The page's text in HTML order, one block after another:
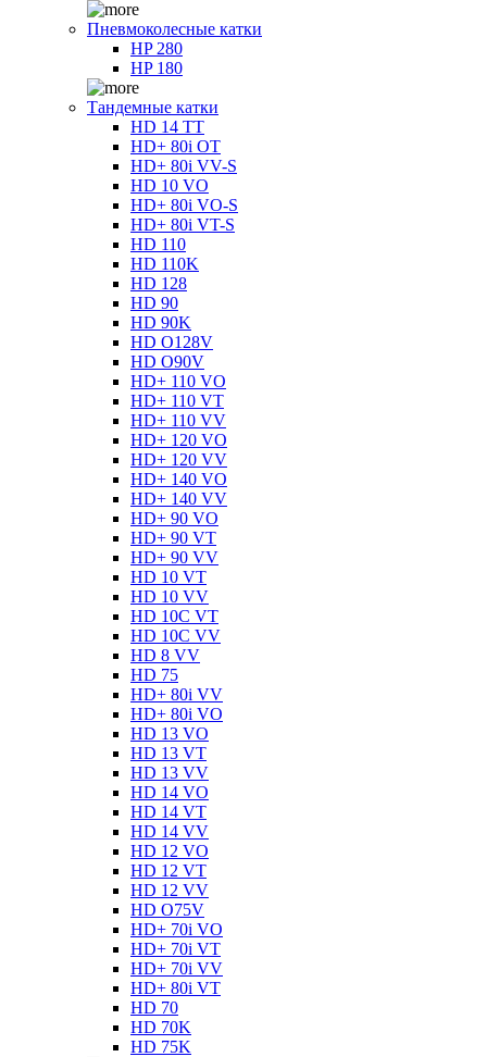
Пневмоколесные катки
HP 280
HP 180
Тандемные катки
HD 14 TT
HD+ 80i OT
HD+ 80i VV-S
HD 10 VO
HD+ 80i VO-S
HD+ 80i VT-S
HD 110
HD 110K
HD 128
HD 90
HD 90K
HD O128V
HD O90V
HD+ 110 VO
HD+ 110 VT
HD+ 110 VV
HD+ 120 VO
HD+ 120 VV
HD+ 140 VO
HD+ 140 VV
HD+ 90 VO
HD+ 90 VT
HD+ 90 VV
HD 10 VT
HD 10 VV
HD 10C VT
HD 10C VV
HD 8 VV
HD 75
HD+ 80i VV
HD+ 80i VO
HD 13 VO
HD 13 VT
HD 13 VV
HD 14 VO
HD 14 VT
HD 14 VV
HD 12 VO
HD 12 VT
HD 12 VV
HD O75V
HD+ 70i VO
HD+ 70i VT
HD+ 70i VV
HD+ 80i VT
HD 70
HD 70K
HD 75K